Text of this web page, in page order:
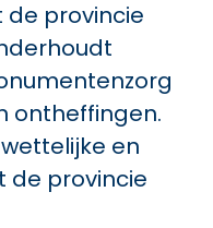
provincie
ontheffingen.
en
de provincie